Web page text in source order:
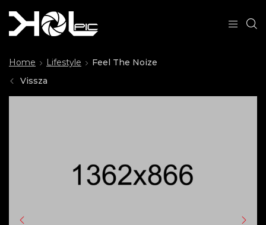
Home Lifestyle
Feel The Noize
Vissza